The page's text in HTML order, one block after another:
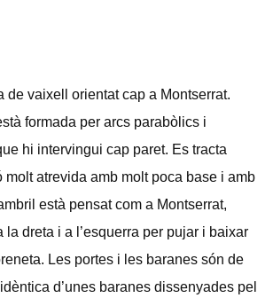
de vaixell orientat cap a Montserrat.
formada per arcs parabòlics i
hi intervingui cap paret. Es tracta
molt atrevida amb molt poca base i amb
està pensat com a Montserrat,
la dreta i a l’esquerra per pujar i baixar
Les portes i les baranes són de
d’unes baranes dissenyades pel